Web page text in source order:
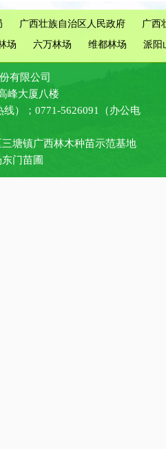
广西壮族自治区人民政府
广西
场 六万林场 维都林场 派阳
有限公司
峰大厦八楼
）；0771-5626091（办公电
塘镇广西林木种苗示范基地
门苗圃